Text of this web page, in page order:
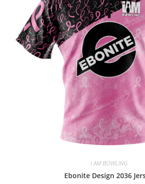
I AM BOWLING
Ebonite Design 2036